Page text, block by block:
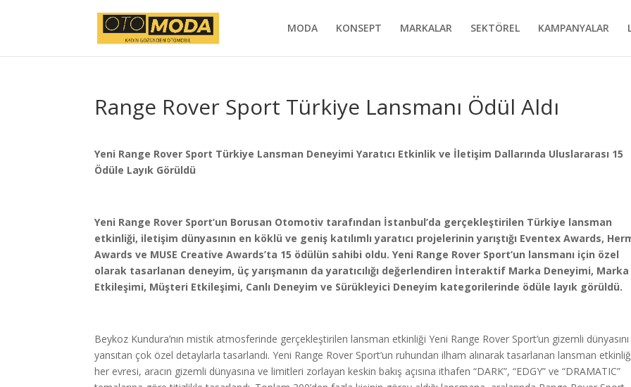
MODA KONSEPT MARKALAR SEKTÖREL KAMPANYALAR
Range Rover Sport Türkiye Lansmanı Ödül Aldı
Yeni Range Rover Sport Türkiye Lansman DeneyimiYaratıcı Etkinlik ve İletişim Dallarında Uluslararası 15
Ödüle Layık Görüldü
Yeni Range Rover Sport’un Borusan Otomotiv tarafından İstanbul’da gerçekleştirilen Türkiye lansman
etkinliği, iletişim dünyasının en köklü ve geniş katılımlı yaratıcı projelerinin yarıştığı Eventex Awards,
Awards ve MUSE Creative Awards’ta 15 ödülün sahibi oldu. Yeni Range Rover Sport’un lansmanı için özel
olarak tasarlanan deneyim, üç yarışmanın da yaratıcılığı değerlendiren İnteraktif Marka Deneyimi, Marka
Etkileşimi, Müşteri Etkileşimi, Canlı Deneyim ve Sürükleyici Deneyim kategorilerinde ödüle layık görüldü.
Beykoz Kundura’nın mistik atmosferinde gerçekleştirilen lansman etkinliği Yeni Range Rover Sport’un gizemli dünyasını
yansıtan çok özel detaylarla tasarlandı. Yeni Range Rover Sport’un ruhundan ilham alınarak tasarlanan lansman
her evresi, aracın gizemli dünyasına ve limitleri zorlayan keskin bakış açısına ithafen “DARK”, “EDGY” ve “DRAMATIC”